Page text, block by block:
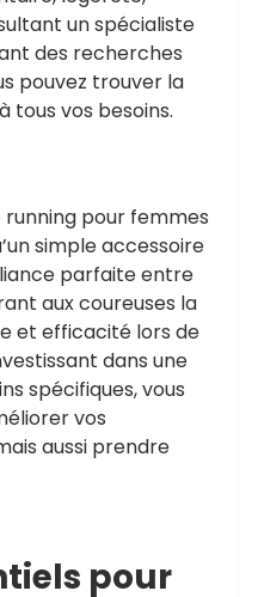
un spécialiste
des recherches
pouvez trouver la
tous vos besoins.
running pour femmes
simple accessoire
parfaite entre
aux coureuses la
et efficacité lors de
dans une
spécifiques, vous
vos
aussi prendre
pour